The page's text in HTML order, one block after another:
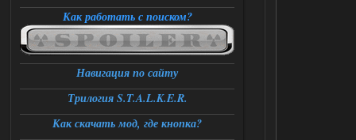
Как работать с поиском?
Навигация по сайту
Трилогия S.T.A.L.K.E.R.
Как скачать мод, где кнопка?